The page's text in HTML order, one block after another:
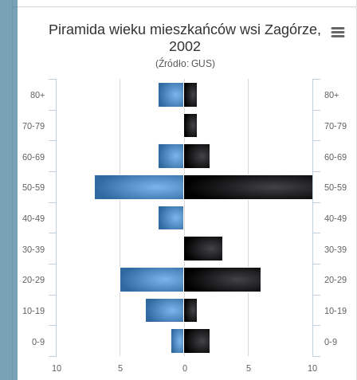
Piramida wieku mieszkańców wsi Zagórze,
2002
(Źródło: GUS)
0-9
10-19
20-29
30-39
40-49
50-59
60-69
70-79
80+
0-9
10-19
20-29
30-39
40-49
50-59
60-69
70-79
80+
10 5 0 5 10